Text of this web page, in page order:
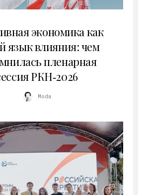
экономика как
язык влияния: чем
пленарная
РКН‑2026
Moda